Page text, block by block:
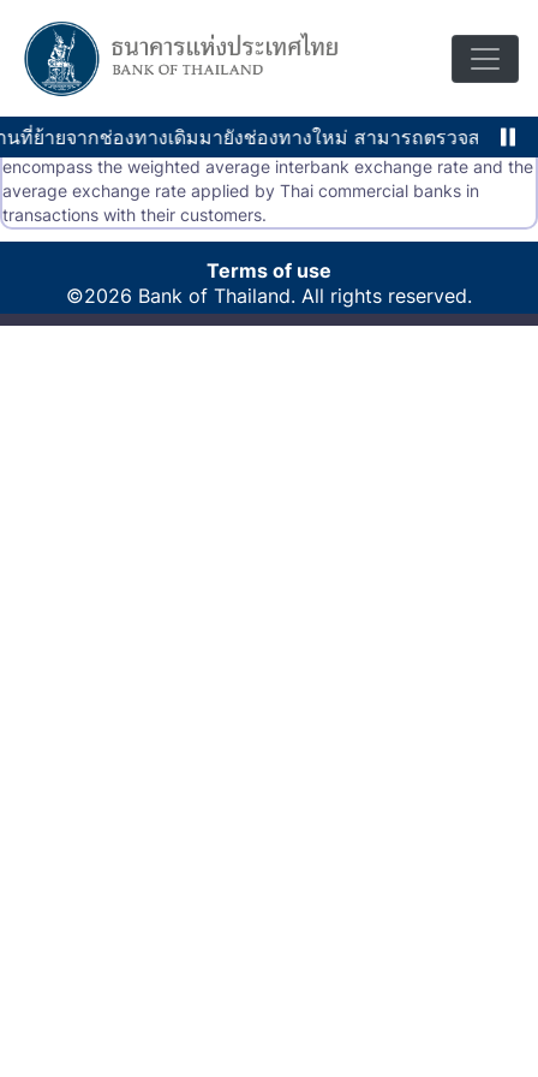
ที่ย้ายจากช่องทางเดิมมายังช่องทางใหม่ สามารถตรวจสอบรา
Exchange Rates
อัตราแลกเปลี่ยน-เงินตราต่างประเทศเทียบกับเงินบาท ประกอบด้วย อัตรา
แลกเปลี่ยนถัวเฉลี่ยถ่วงน้ำหนักระหว่างธนาคาร และ อัตราแลกเปลี่ยนถัว
เฉลี่ยที่ธนาคารพาณิชย์ในประเทศไทยซื้อขายกับลูกค้า <br> <br>
Exchange Rates- Foreign currencies in relation to the Thai Baht
encompass the weighted average interbank exchange rate and the
average exchange rate applied by Thai commercial banks in
transactions with their customers.
Terms of use
©2026 Bank of Thailand. All rights reserved.